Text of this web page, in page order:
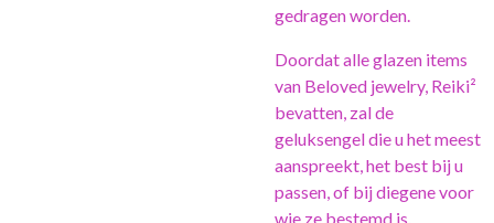
gedragen worden.
Doordat alle glazen items
van Beloved jewelry, Reiki²
bevatten, zal de
geluksengel die u het meest
aanspreekt, het best bij u
passen, of bij diegene voor
wie ze bestemd is.